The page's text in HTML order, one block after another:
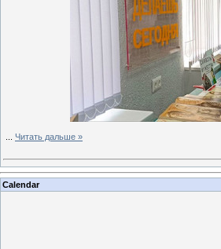
Читать дальше »
Calendar